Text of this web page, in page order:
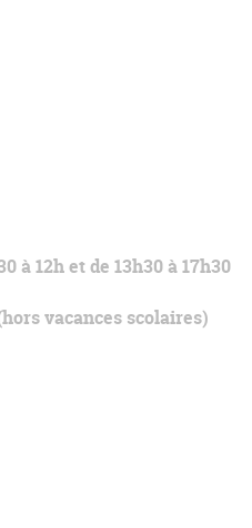
à 12h et de 13h30 à 17h30
vacances scolaires)